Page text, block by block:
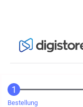
Bestellung